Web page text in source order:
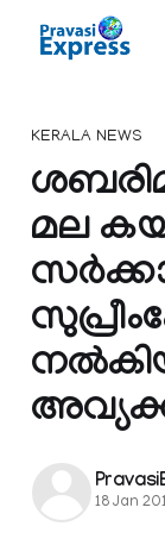
KERALA NEWS
മല
18 Jan